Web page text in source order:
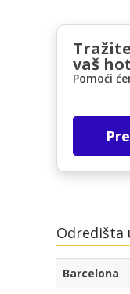
vaš
Pomoći
Odredišta
Barcelona